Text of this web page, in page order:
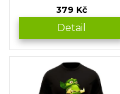
379 Kč
Detail